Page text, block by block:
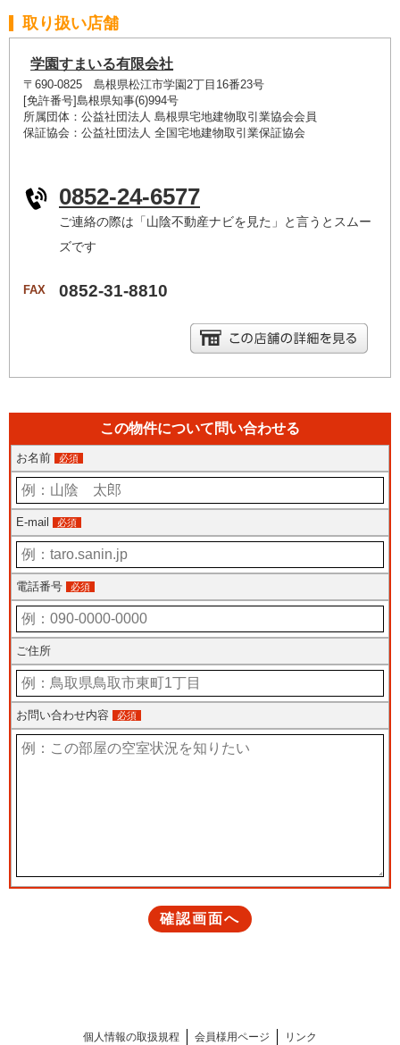
取り扱い店舗
学園すまいる有限会社
〒690-0825 島根県松江市学園2丁目16番23号
[免許番号]島根県知事(6)994号
所属団体：公益社団法人 島根県宅地建物取引業協会会員
保証協会：公益社団法人 全国宅地建物取引業保証協会
0852-24-6577
ご連絡の際は「山陰不動産ナビを見た」と言うとスムー
ズです
FAX 0852-31-8810
個人情報の取扱規程 会員様用ページ リンク